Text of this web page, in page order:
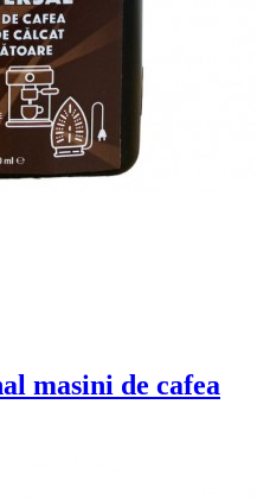
masini de cafea